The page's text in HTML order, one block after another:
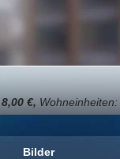
8,00 €, Wohneinheiten:
Bilder